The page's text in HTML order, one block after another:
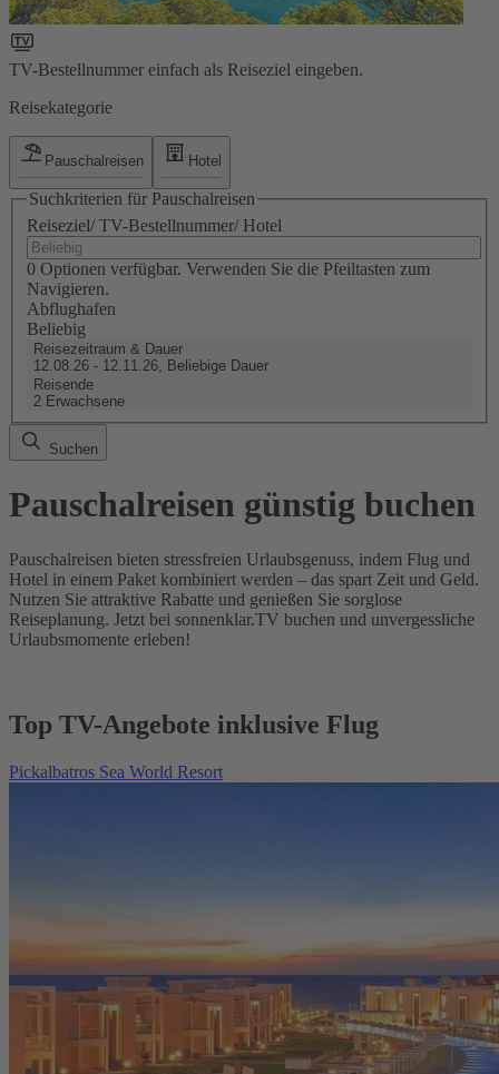
TV-Bestellnummer einfach als Reiseziel eingeben.
Reisekategorie
Pauschalreisen Hotel
Suchkriterien für Pauschalreisen
Reiseziel/ TV-Bestellnummer/ Hotel
0 Optionen verfügbar. Verwenden Sie die Pfeiltasten zum
Navigieren.
Abflughafen
Beliebig
Reisezeitraum & Dauer
12.08.26 - 12.11.26, Beliebige Dauer
Reisende
2 Erwachsene
Suchen
Pauschalreisen günstig buchen
Pauschalreisen bieten stressfreien Urlaubsgenuss, indem Flug und
Hotel in einem Paket kombiniert werden – das spart Zeit und Geld.
Nutzen Sie attraktive Rabatte und genießen Sie sorglose
Reiseplanung. Jetzt bei sonnenklar.TV buchen und unvergessliche
Urlaubsmomente erleben!
Top TV-Angebote inklusive Flug
Pickalbatros Sea World Resort